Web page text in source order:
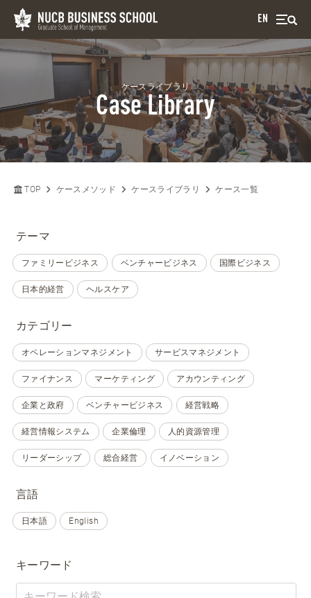
EN
ケースライブラリ
Case Library
TOP ケースメソッド ケースライブラリ ケース一覧
テーマ
ファミリービジネス ベンチャービジネス 国際ビジネス
日本的経営 ヘルスケア
カテゴリー
オペレーションマネジメント サービスマネジメント
ファイナンス マーケティング アカウンティング
企業と政府 ベンチャービジネス 経営戦略
経営情報システム 企業倫理 人的資源管理
リーダーシップ 総合経営 イノベーション
言語
日本語 English
キーワード